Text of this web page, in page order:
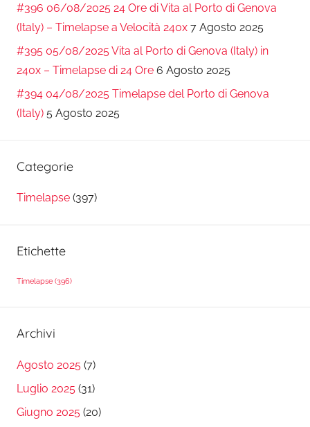
#396 06/08/2025 24 Ore di Vita al Porto di Genova
(Italy) – Timelapse a Velocità 240x 7 Agosto 2025
#395 05/08/2025 Vita al Porto di Genova (Italy) in
240x – Timelapse di 24 Ore 6 Agosto 2025
#394 04/08/2025 Timelapse del Porto di Genova
(Italy) 5 Agosto 2025
Categorie
Timelapse (397)
Etichette
Timelapse (396)
Archivi
Agosto 2025 (7)
Luglio 2025 (31)
Giugno 2025 (20)